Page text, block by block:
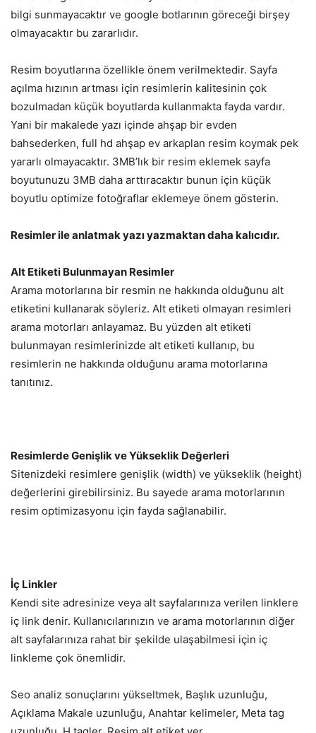
bilgi sunmayacaktır ve google botlarının göreceği birşey
olmayacaktır bu zararlıdır.
Resim boyutlarına özellikle önem verilmektedir. Sayfa
açılma hızının artması için resimlerin kalitesinin çok
bozulmadan küçük boyutlarda kullanmakta fayda vardır.
Yani bir makalede yazı içinde ahşap bir evden
bahsederken, full hd ahşap ev arkaplan resim koymak pek
yararlı olmayacaktır. 3MB’lık bir resim eklemek sayfa
boyutunuzu 3MB daha arttıracaktır bunun için küçük
boyutlu optimize fotoğraflar eklemeye önem gösterin.
Resimler ile anlatmak yazı yazmaktan daha kalıcıdır.
Alt Etiketi Bulunmayan Resimler
Arama motorlarına bir resmin ne hakkında olduğunu alt
etiketini kullanarak söyleriz. Alt etiketi olmayan resimleri
arama motorları anlayamaz. Bu yüzden alt etiketi
bulunmayan resimlerinizde alt etiketi kullanıp, bu
resimlerin ne hakkında olduğunu arama motorlarına
tanıtınız.
Resimlerde Genişlik ve Yükseklik Değerleri
Sitenizdeki resimlere genişlik (width) ve yükseklik (height)
değerlerini girebilirsiniz. Bu sayede arama motorlarının
resim optimizasyonu için fayda sağlanabilir.
İç Linkler
Kendi site adresinize veya alt sayfalarınıza verilen linklere
iç link denir. Kullanıcılarınızın ve arama motorlarının diğer
alt sayfalarınıza rahat bir şekilde ulaşabilmesi için iç
linkleme çok önemlidir.
Seo analiz sonuçlarını yükseltmek, Başlık uzunluğu,
Açıklama Makale uzunluğu, Anahtar kelimeler, Meta tag